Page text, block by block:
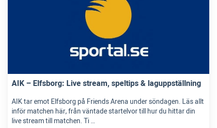
AIK – Elfsborg: Live stream, speltips & laguppställning
AIK tar emot Elfsborg på Friends Arena under söndagen. Läs allt
inför matchen här, från väntade startelvor till hur du hittar din
live stream till matchen. Ti …